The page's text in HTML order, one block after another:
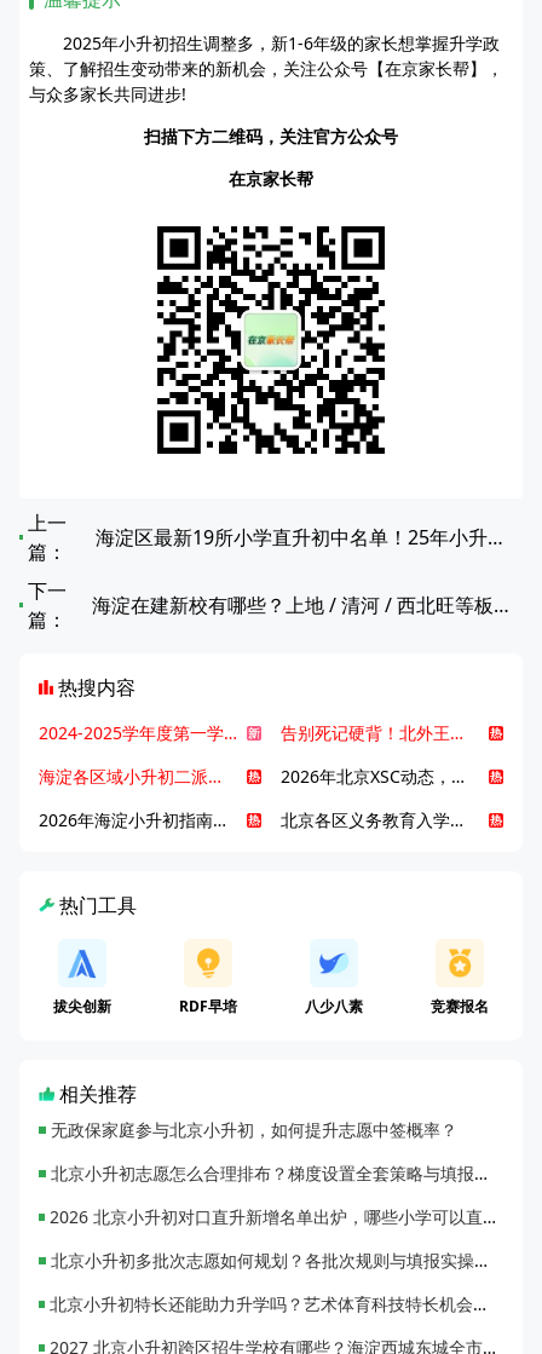
2025年小升初招生调整多，新1-6年级的家长想掌握升学政
策、了解招生变动带来的新机会，关注公众号【在京家长帮】，
与众多家长共同进步!
扫描下方二维码，关注官方公众号
在京家长帮
上一
篇：
海淀区最新19所小学直升初中名单！25年小升初家长必看
下一
篇：
海淀在建新校有哪些？上地 / 清河 / 西北旺等板块最新进度？
热搜内容
2024-2025学年度第一学期北京各区期末考试真题试卷汇总
告别死记硬背！北外王牌精读词汇课，帮孩子突破英语词汇难关
海淀各区域小升初二派全攻略合集！区域一至五志愿填报、升学策略详解
2026年北京XSC动态，持续更新中ing...
2026年海淀小升初指南，一文了解招生政策要点
北京各区义务教育入学咨询电话汇总，25年小升初家长提前收藏
热门工具
拔尖创新 RDF早培 八少八素 竞赛报名
相关推荐
无政保家庭参与北京小升初，如何提升志愿中签概率？
北京小升初志愿怎么合理排布？梯度设置全套策略与填报避坑指南
2026 北京小升初对口直升新增名单出炉，哪些小学可以直升优质初中？
北京小升初多批次志愿如何规划？各批次规则与填报实操指南
北京小升初特长还能助力升学吗？艺术体育科技特长机会与误区全面解析
2027 北京小升初跨区招生学校有哪些？海淀西城东城全市招生校完整汇总